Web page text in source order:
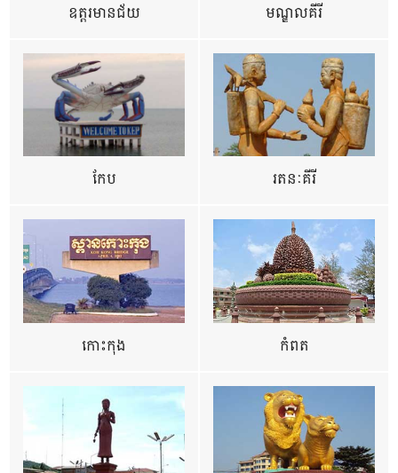
ឧត្ដរមានជ័យ មណ្ឌលគីរី
កែប រតនៈគីរី
កោះកុង កំពត